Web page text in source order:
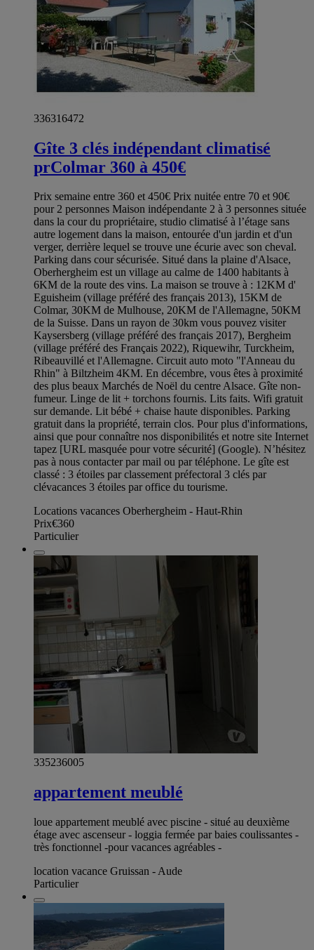
336316472
Gîte 3 clés indépendant climatisé
prColmar 360 à 450€
Prix semaine entre 360 et 450€ Prix nuitée entre 70 et 90€
pour 2 personnes Maison indépendante 2 à 3 personnes située
dans la cour du propriétaire, studio climatisé à l’étage sans
autre logement dans la maison, entourée d'un jardin et d'un
verger, derrière lequel se trouve une écurie avec son cheval.
Parking dans cour sécurisée. Situé dans la plaine d'Alsace,
Oberhergheim est un village au calme de 1400 habitants à
6KM de la route des vins. La maison se trouve à : 12KM d'
Eguisheim (village préféré des français 2013), 15KM de
Colmar, 30KM de Mulhouse, 20KM de l'Allemagne, 50KM
de la Suisse. Dans un rayon de 30km vous pouvez visiter
Kaysersberg (village préféré des français 2017), Bergheim
(village préféré des Français 2022), Riquewihr, Turckheim,
Ribeauvillé et l'Allemagne. Circuit auto moto "l'Anneau du
Rhin" à Biltzheim 4KM. En décembre, vous êtes à proximité
des plus beaux Marchés de Noël du centre Alsace. Gîte non-
fumeur. Linge de lit + torchons fournis. Lits faits. Wifi gratuit
sur demande. Lit bébé + chaise haute disponibles. Parking
gratuit dans la propriété, terrain clos. Pour plus d'informations,
ainsi que pour connaître nos disponibilités et notre site Internet
tapez [URL masquée pour votre sécurité] (Google). N’hésitez
pas à nous contacter par mail ou par téléphone. Le gîte est
classé : 3 étoiles par classement préfectoral 3 clés par
clévacances 3 étoiles par office du tourisme.
Locations vacances Oberhergheim - Haut-Rhin
Prix€360
Particulier
335236005
appartement meublé
loue appartement meublé avec piscine - situé au deuxième
étage avec ascenseur - loggia fermée par baies coulissantes -
très fonctionnel -pour vacances agréables -
location vacance Gruissan - Aude
Particulier